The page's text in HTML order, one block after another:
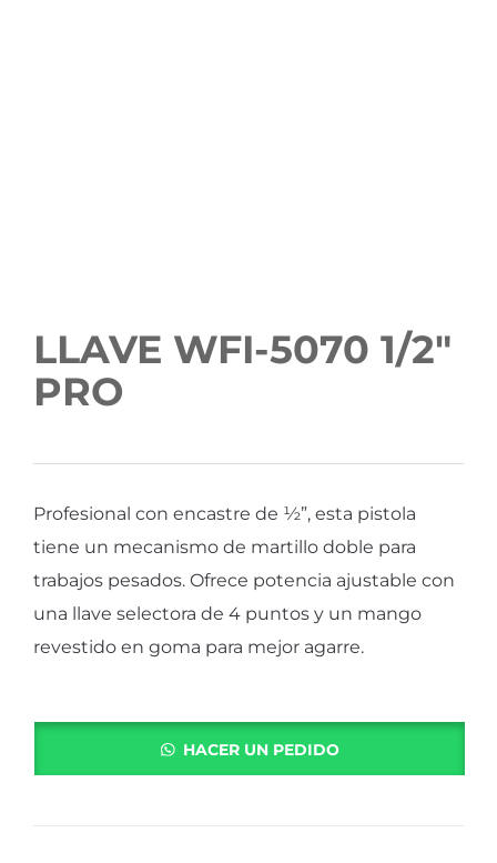
LLAVE WFI-5070 1/2″
PRO
Profesional con encastre de ½”, esta pistola
tiene un mecanismo de martillo doble para
trabajos pesados. Ofrece potencia ajustable con
una llave selectora de 4 puntos y un mango
revestido en goma para mejor agarre.
HACER UN PEDIDO